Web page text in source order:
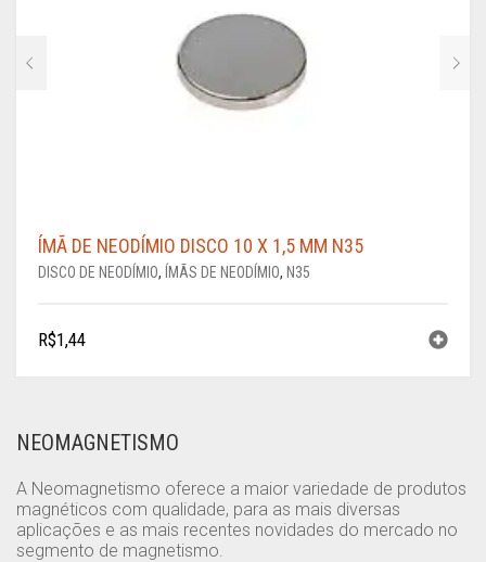
ÍMÃ DE NEODÍMIO DISCO 10 X 1,5 MM N35
DISCO DE NEODÍMIO, ÍMÃS DE NEODÍMIO, N35
R$1,44
NEOMAGNETISMO
A Neomagnetismo oferece a maior variedade de produtos
magnéticos com qualidade, para as mais diversas
aplicações e as mais recentes novidades do mercado no
segmento de magnetismo.